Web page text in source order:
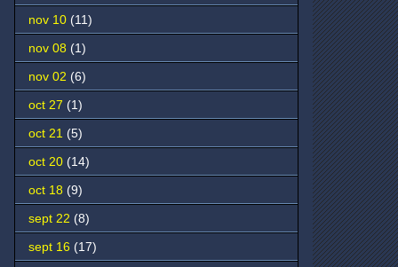
nov 10 (11)
nov 08 (1)
nov 02 (6)
oct 27 (1)
oct 21 (5)
oct 20 (14)
oct 18 (9)
sept 22 (8)
sept 16 (17)